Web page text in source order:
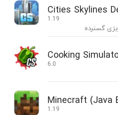
Cities Skylines
1.19
گسترده
Cooking
6.0
Minecraft (Java
1.19